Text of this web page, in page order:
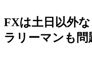
FXは土日以外
ラリーマンも問